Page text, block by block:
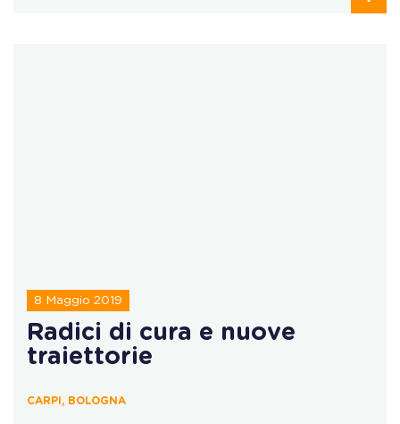
8 Maggio 2019
Radici di cura e nuove
traiettorie
CARPI, BOLOGNA